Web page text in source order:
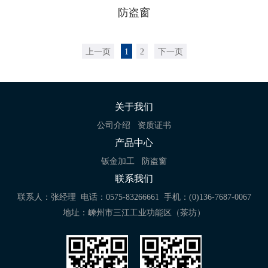
防盗窗
上一页 1 2 下一页
关于我们
公司介绍 资质证书
产品中心
钣金加工 防盗窗
联系我们
联系人：张经理 电话：0575-83266661
手机：(0)136-7687-0067
地址：嵊州市三江工业功能区（茶坊）